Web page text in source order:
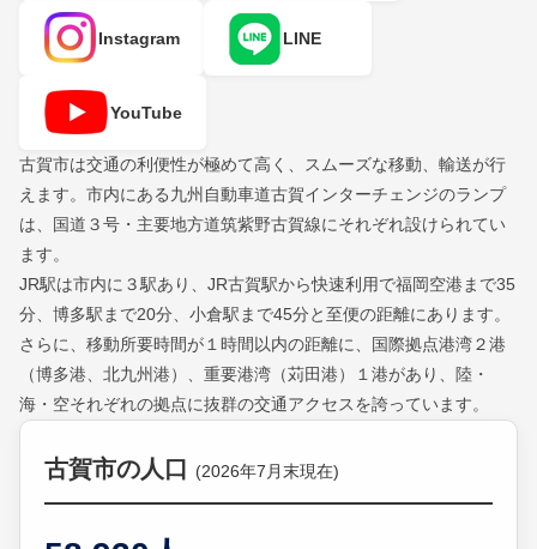
Instagram LINE
YouTube
古賀市は交通の利便性が極めて高く、スムーズな移動、輸送が行
えます。市内にある九州自動車道古賀インターチェンジのランプ
は、国道３号・主要地方道筑紫野古賀線にそれぞれ設けられてい
ます。
JR駅は市内に３駅あり、JR古賀駅から快速利用で福岡空港まで35
分、博多駅まで20分、小倉駅まで45分と至便の距離にあります。
さらに、移動所要時間が１時間以内の距離に、国際拠点港湾２港
（博多港、北九州港）、重要港湾（苅田港）１港があり、陸・
海・空それぞれの拠点に抜群の交通アクセスを誇っています。
古賀市の人口 (2026年7月末現在)